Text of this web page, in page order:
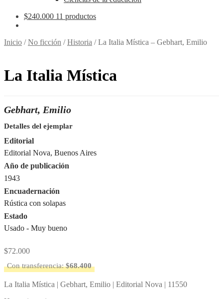
$240.000 11 productos
Inicio /No ficción /Historia /La Italia Mística – Gebhart, Emilio
La Italia Mística
Gebhart, Emilio
Detalles del ejemplar
Editorial
Editorial Nova, Buenos Aires
Año de publicación
1943
Encuadernación
Rústica con solapas
Estado
Usado - Muy bueno
$72.000
Con transferencia:$68.400
La Italia Mística | Gebhart, Emilio | Editorial Nova | 11550